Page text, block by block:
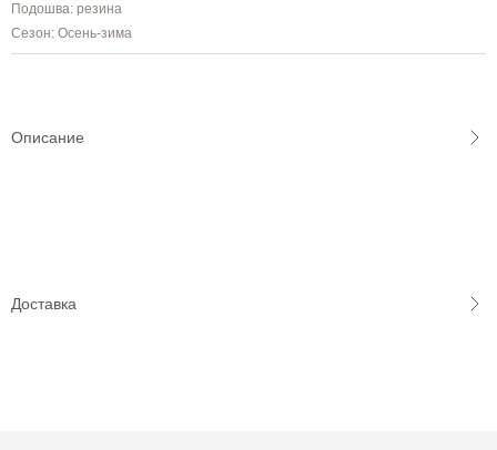
Подошва: резина
Сезон: Осень-зима
Описание
Доставка